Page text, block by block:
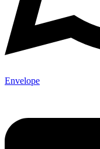
Envelope